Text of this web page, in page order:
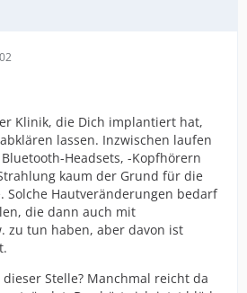
Klinik, die Dich implantiert hat,
lassen. Inzwischen laufen
Headsets, -Kopfhörern
kaum der Grund für die
Solche Hautveränderungen bedarf
die dann auch mit
zu tun haben, aber davon ist
Stelle? Manchmal reicht da